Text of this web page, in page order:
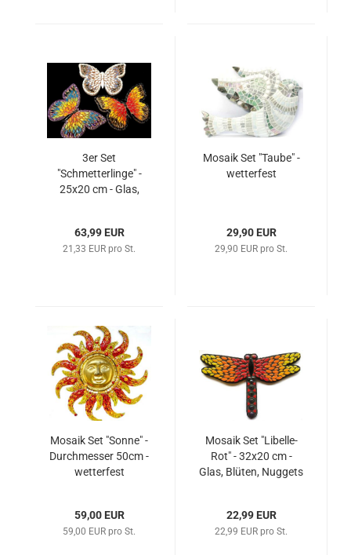
3er Set
"Schmetterlinge" -
25x20 cm - Glas,
63,99 EUR
21,33 EUR pro St.
Mosaik Set "Taube" -
wetterfest
29,90 EUR
29,90 EUR pro St.
Mosaik Set "Sonne" -
Durchmesser 50cm -
wetterfest
59,00 EUR
59,00 EUR pro St.
Mosaik Set "Libelle-
Rot" - 32x20 cm -
Glas, Blüten, Nuggets
22,99 EUR
22,99 EUR pro St.